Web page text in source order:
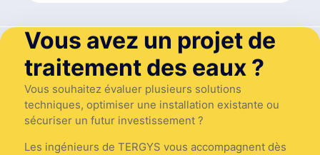
Vous avez un projet de
traitement des eaux ?
Vous souhaitez évaluer plusieurs solutions
techniques, optimiser une installation existante ou
sécuriser un futur investissement ?
Les ingénieurs de TERGYS vous accompagnent dès